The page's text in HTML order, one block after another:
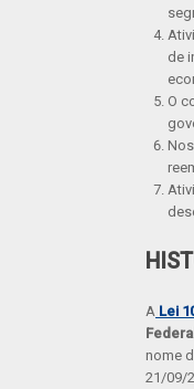
de
O
A Lei
nome
21/09/